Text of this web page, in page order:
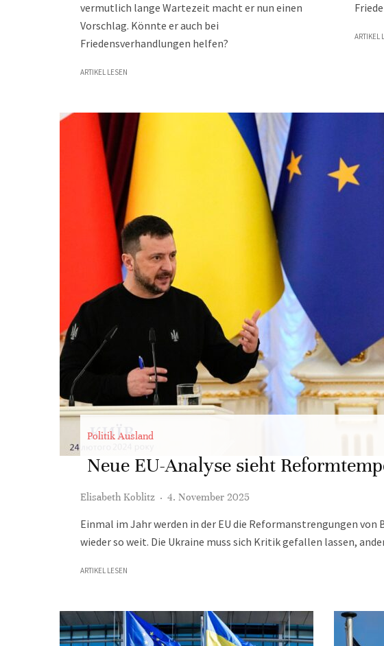
vermutlich lange Wartezeit macht er nun einen
Vorschlag. Könnte er auch bei
Friedensverhandlungen helfen?
ARTIKEL LESEN
ARTIKEL
Politik Ausland
Neue EU-Analyse sieht
Elisabeth Koblitz · 4. November 2025
Einmal im Jahr werden in der EU die Reformanstrengungen
wieder so weit. Die Ukraine muss sich Kritik gefallen lassen,
ARTIKEL LESEN